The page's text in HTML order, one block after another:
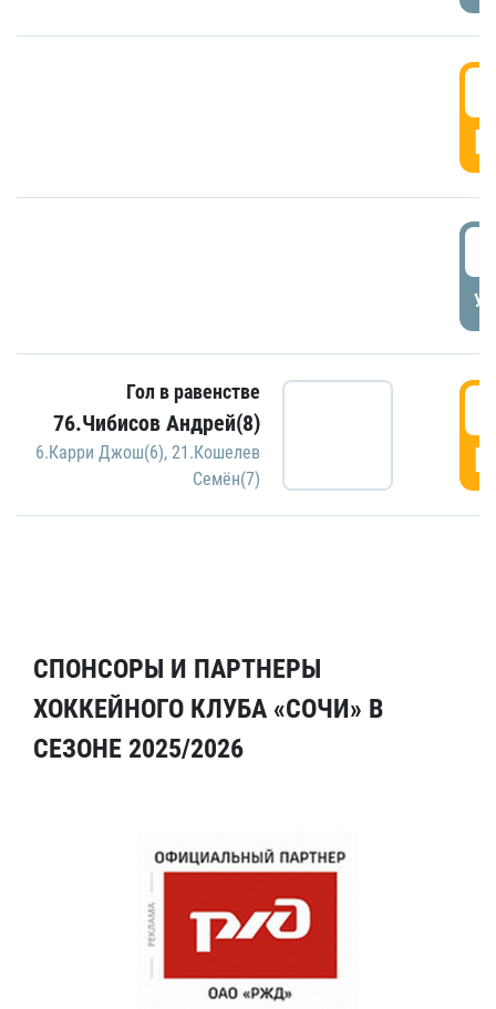
Гол в равенстве
76.Чибисов Андрей(8)
6.Карри Джош(6), 21.Кошелев
Семён(7)
СПОНСОРЫ И ПАРТНЕРЫ
ХОККЕЙНОГО КЛУБА «СОЧИ» В
СЕЗОНЕ 2025/2026